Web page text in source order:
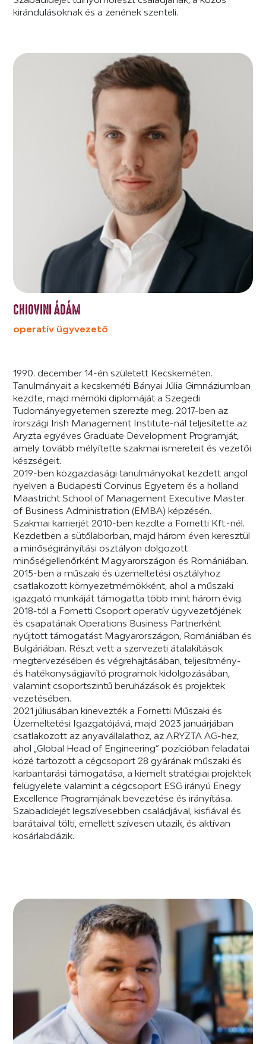
kirándulásoknak és a zenének szenteli.
CHIOVINI ÁDÁM
operatív ügyvezető
1990. december 14-én született Kecskeméten.
Tanulmányait a kecskeméti Bányai Júlia Gimnáziumban
kezdte, majd mérnöki diplomáját a Szegedi
Tudományegyetemen szerezte meg. 2017-ben az
írországi Irish Management Institute-nál teljesítette az
Aryzta egyéves Graduate Development Programját,
amely tovább mélyítette szakmai ismereteit és vezetői
készségeit.
2019-ben közgazdasági tanulmányokat kezdett angol
nyelven a Budapesti Corvinus Egyetem és a holland
Maastricht School of Management Executive Master
of Business Administration (EMBA) képzésén.
Szakmai karrierjét 2010-ben kezdte a Fornetti Kft.-nél.
Kezdetben a sütőlaborban, majd három éven keresztül
a minőségirányítási osztályon dolgozott
minőségellenőrként Magyarországon és Romániában.
2015-ben a műszaki és üzemeltetési osztályhoz
csatlakozott környezetmérnökként, ahol a műszaki
igazgató munkáját támogatta több mint három évig.
2018-tól a Fornetti Csoport operatív ügyvezetőjének
és csapatának Operations Business Partnerként
nyújtott támogatást Magyarországon, Romániában és
Bulgáriában. Részt vett a szervezeti átalakítások
megtervezésében és végrehajtásában, teljesítmény-
és hatékonyságjavító programok kidolgozásában,
valamint csoportszintű beruházások és projektek
vezetésében.
2021 júliusában kinevezték a Fornetti Műszaki és
Üzemeltetési Igazgatójává, majd 2023 januárjában
csatlakozott az anyavállalathoz, az ARYZTA AG-hez,
ahol „Global Head of Engineering” pozícióban feladatai
közé tartozott a cégcsoport 28 gyárának műszaki és
karbantarási támogatása, a kiemelt stratégiai projektek
felügyelete valamint a cégcsoport ESG irányú Enegy
Excellence Programjának bevezetése és irányítása.
Szabadidejét legszívesebben családjával, kisfiával és
barátaival tölti, emellett szívesen utazik, és aktívan
kosárlabdázik.